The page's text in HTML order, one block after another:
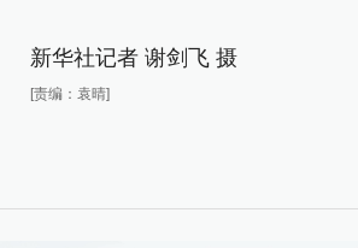
新华社记者 谢剑飞 摄
[责编：袁晴]